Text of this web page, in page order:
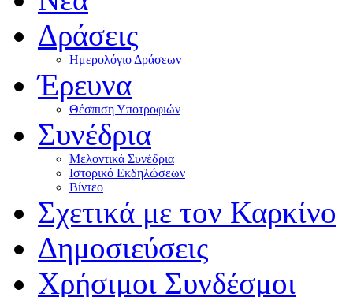
Δράσεις
Ημερολόγιο Δράσεων
Έρευνα
Θέσπιση Υποτροφιών
Συνέδρια
Μελοντικά Συνέδρια
Ιστορικό Εκδηλώσεων
Βίντεο
Σχετικά με τον Καρκίνο
Δημοσιεύσεις
Χρήσιμοι Συνδέσμοι